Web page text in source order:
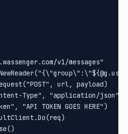
v1/messages"
url, payload)
Type", "application/json")
"API TOKEN GOES HERE")